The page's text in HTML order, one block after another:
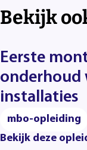
Bekijk
Eerste
onderhoud
installaties
mbo-opleiding
Bekijk deze